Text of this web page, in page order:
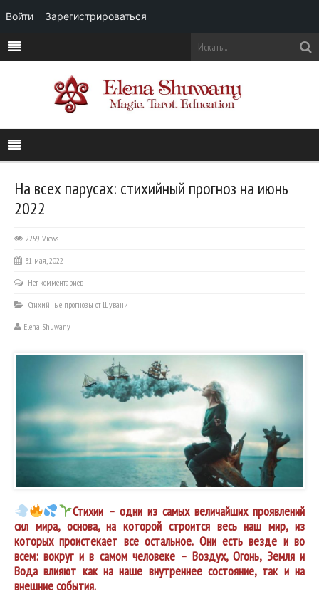
На всех парусах: стихийный прогноз на июнь
2022
2259 Views
31 мая, 2022
Нет комментариев
Стихийные прогнозы от Шувани
Elena Shuwany
Стихии – одни из самых величайших проявлений
сил мира, основа, на которой строится весь наш мир, из
которых проистекает все остальное. Они есть везде и во
всем: вокруг и в самом человеке – Воздух, Огонь, Земля и
Вода влияют как на наше внутреннее состояние, так и на
внешние события.
Войти Зарегистрироваться